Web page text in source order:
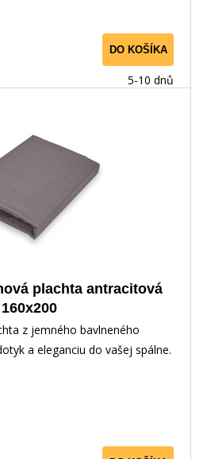
DO KOŠÍKA
5-10 dnů
plachta antracitová
160x200
z jemného bavlneného
a eleganciu do vašej spálne.